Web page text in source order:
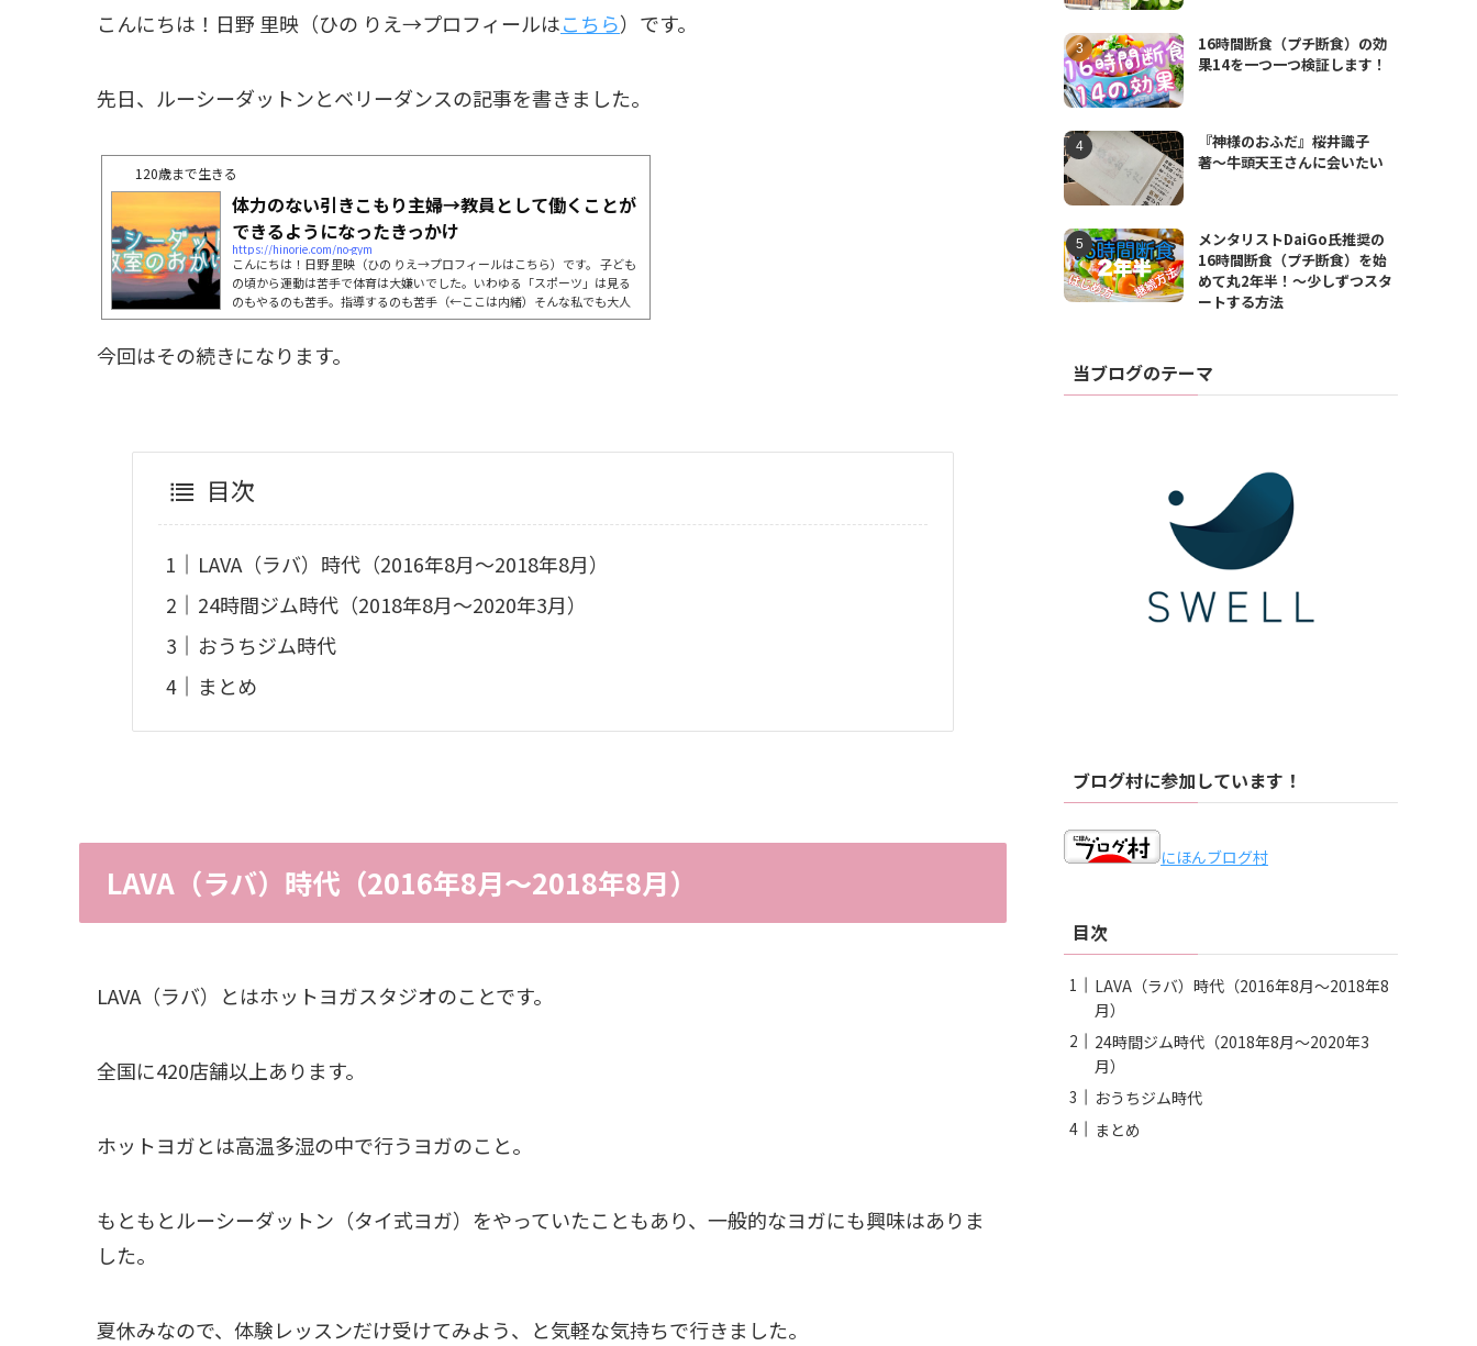
こんにちは！日野 里映（ひの りえ→プロフィールはこちら）です。
先日、ルーシーダットンとベリーダンスの記事を書きました。
120歳まで生きる
体力のない引きこもり主婦→教員として働くことが
できるようになったきっかけ
https://hinorie.com/no-gym
こんにちは！日野 里映（ひの りえ→プロフィールはこちら）です。 子ども
の頃から運動は苦手で体育は大嫌いでした。いわゆる「スポーツ」は見る
のもやるのも苦手。指導するのも苦手（←ここは内緒）そんな私でも大人
になってからは体を動かす系の習い事にはとてもとても行きたくなりまし
しました。いろいろなエクササイズの変遷を紹介します。ルーシーダット
今回はその続きになります。
目次
LAVA（ラバ）時代（2016年8月〜2018年8月）
24時間ジム時代（2018年8月〜2020年3月）
おうちジム時代
まとめ
LAVA（ラバ）時代（2016年8月〜2018年8月）
LAVA（ラバ）とはホットヨガスタジオのことです。
全国に420店舗以上あります。
ホットヨガとは高温多湿の中で行うヨガのこと。
もともとルーシーダットン（タイ式ヨガ）をやっていたこともあり、一般的なヨガにも興味はありま
した。
夏休みなので、体験レッスンだけ受けてみよう、と気軽な気持ちで行きました。
16時間断食（プチ断食）の効
果14を一つ一つ検証します！
『神様のおふだ』桜井識子
著〜牛頭天王さんに会いたい
メンタリストDaiGo氏推奨の
16時間断食（プチ断食）を始
めて丸2年半！〜少しずつスタ
ートする方法
当ブログのテーマ
ブログ村に参加しています！
にほんブログ村
目次
LAVA（ラバ）時代（2016年8月〜2018年8
月）
24時間ジム時代（2018年8月〜2020年3
月）
おうちジム時代
まとめ